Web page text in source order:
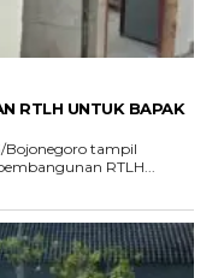
RTLH UNTUK BAPAK
Bojonegoro tampil
RTLH...